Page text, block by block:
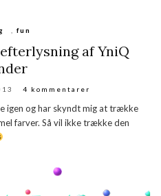
fun
af YniQ
4 kommentarer
igen og har skyndt mig at trække
farver. Så vil ikke trække den